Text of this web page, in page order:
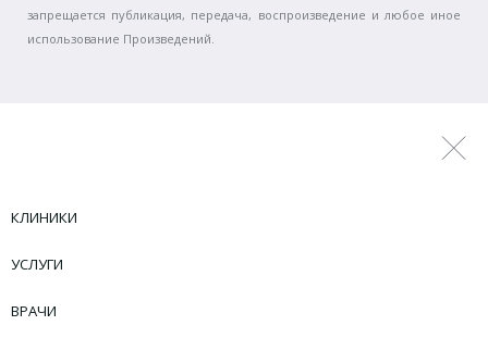
запрещается публикация, передача, воспроизведение и любое иное
использование Произведений.
КЛИНИКИ
УСЛУГИ
ВРАЧИ